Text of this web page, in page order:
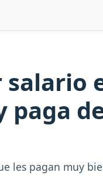
salario
paga
les pagan muy